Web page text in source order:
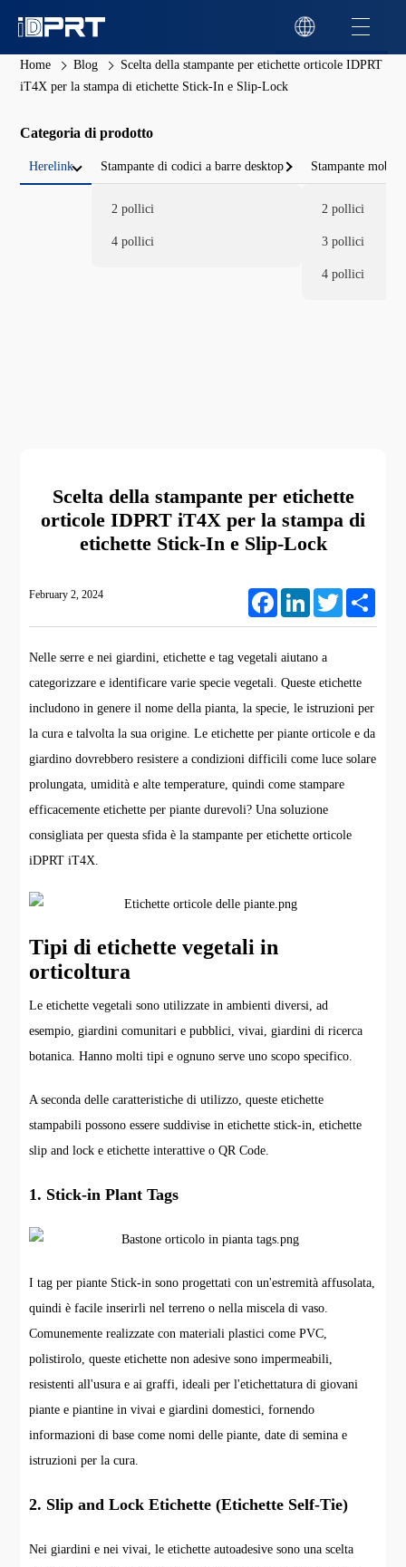
Home Blog
Scelta della stampante per etichette orticole IDPRT
iT4X per la stampa di etichette Stick-In e Slip-Lock
Categoria di prodotto
Herelink Stampante di codici a barre desktop
2 pollici
4 pollici
Stampante
2 pollici
3 pollici
4 pollici
Scelta della stampante per etichette
orticole IDPRT iT4X per la stampa di
etichette Stick-In e Slip-Lock
February 2, 2024 FacebookLinkedIn Twitter
Nelle serre e nei giardini, etichette e tag vegetali aiutano a
categorizzare e identificare varie specie vegetali. Queste etichette
includono in genere il nome della pianta, la specie, le istruzioni per
la cura e talvolta la sua origine. Le etichette per piante orticole e da
giardino dovrebbero resistere a condizioni difficili come luce solare
prolungata, umidità e alte temperature, quindi come stampare
efficacemente etichette per piante durevoli? Una soluzione
consigliata per questa sfida è la stampante per etichette orticole
iDPRT iT4X.
Tipi di etichette vegetali in
orticoltura
Le etichette vegetali sono utilizzate in ambienti diversi, ad
esempio, giardini comunitari e pubblici, vivai, giardini di ricerca
botanica. Hanno molti tipi e ognuno serve uno scopo specifico.
A seconda delle caratteristiche di utilizzo, queste etichette
stampabili possono essere suddivise in etichette stick-in, etichette
slip and lock e etichette interattive o QR Code.
1. Stick-in Plant Tags
I tag per piante Stick-in sono progettati con un'estremità affusolata,
quindi è facile inserirli nel terreno o nella miscela di vaso.
Comunemente realizzate con materiali plastici come PVC,
polistirolo, queste etichette non adesive sono impermeabili,
resistenti all'usura e ai graffi, ideali per l'etichettatura di giovani
piante e piantine in vivai e giardini domestici, fornendo
informazioni di base come nomi delle piante, date di semina e
istruzioni per la cura.
2. Slip and Lock Etichette (Etichette Self-Tie)
Nei giardini e nei vivai, le etichette autoadesive sono una scelta